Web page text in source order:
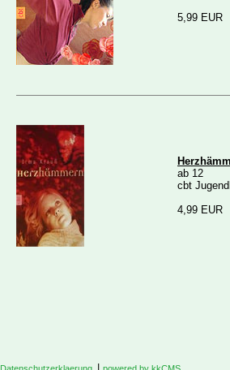
5,99 EUR
ab 12
cbt
4,99 EUR